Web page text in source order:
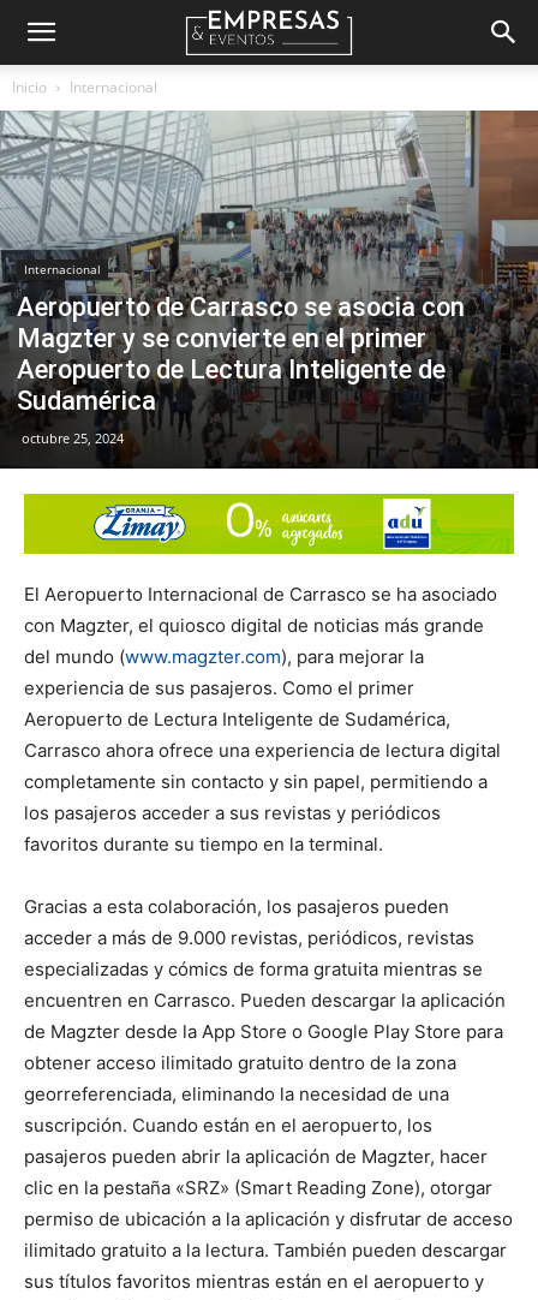
Empresas
&
Eventos
Inicio Internacional
Internacional
Aeropuerto de Carrasco se asocia con
Magzter y se convierte en el primer
Aeropuerto de Lectura Inteligente de
Sudamérica
octubre 25, 2024
El Aeropuerto Internacional de Carrasco se ha asociado
con Magzter, el quiosco digital de noticias más grande
del mundo (www.magzter.com), para mejorar la
experiencia de sus pasajeros. Como el primer
Aeropuerto de Lectura Inteligente de Sudamérica,
Carrasco ahora ofrece una experiencia de lectura digital
completamente sin contacto y sin papel, permitiendo a
los pasajeros acceder a sus revistas y periódicos
favoritos durante su tiempo en la terminal.
Gracias a esta colaboración, los pasajeros pueden
acceder a más de 9.000 revistas, periódicos, revistas
especializadas y cómics de forma gratuita mientras se
encuentren en Carrasco. Pueden descargar la aplicación
de Magzter desde la App Store o Google Play Store para
obtener acceso ilimitado gratuito dentro de la zona
georreferenciada, eliminando la necesidad de una
suscripción. Cuando están en el aeropuerto, los
pasajeros pueden abrir la aplicación de Magzter, hacer
clic en la pestaña «SRZ» (Smart Reading Zone), otorgar
permiso de ubicación a la aplicación y disfrutar de acceso
ilimitado gratuito a la lectura. También pueden descargar
sus títulos favoritos mientras están en el aeropuerto y